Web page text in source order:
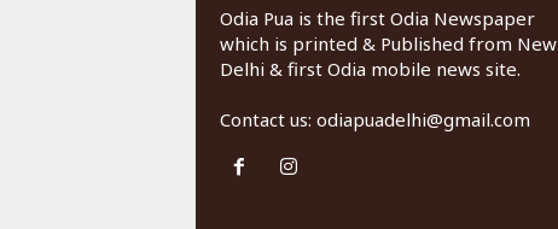
Odia Pua is the first Odia Newspaper
which is printed & Published from New
Delhi & first Odia mobile news site.
Contact us: odiapuadelhi@gmail.com